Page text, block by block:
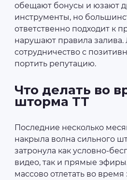
обещают бонусы и юзают
инструменты, но
ответственно подходит к
нарушают правила
сотрудничество с
портить репутацию.
Что делать во
шторма TT
Последние несколько
накрыла волна сильного
затронула как условно-
видео, так и прямые
массово отлетать во